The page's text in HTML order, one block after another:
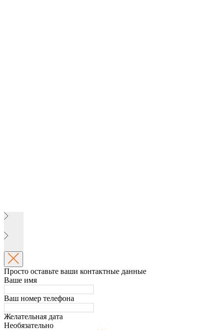
Просто оставьте ваши контактные данные
Ваше имя
Ваш номер телефона
Желательная дата
Необязательно